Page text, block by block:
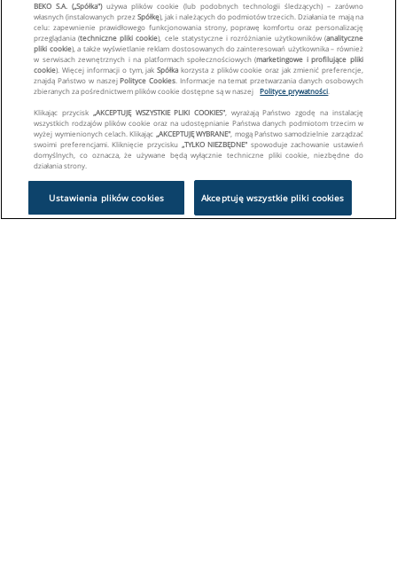
BEKO S.A. („Spółka")używa plików cookie (lub podobnych technologii śledzących) – zarówno
własnych (instalowanych przezSpółkę), jak i należących do podmiotów trzecich. Działania te mają na
celu: zapewnienie prawidłowego funkcjonowania strony, poprawę komfortu oraz personalizację
przeglądania (techniczne pliki cookie), cele statystyczne i rozróżnianie użytkowników (analityczne
pliki cookie), a także wyświetlanie reklam dostosowanych do zainteresowań użytkownika – również
w serwisach zewnętrznych i na platformach społecznościowych (marketingowe i profilujące pliki
cookie). Więcej informacji o tym, jakSpółka korzysta z plików cookie oraz jak zmienić preferencje,
znajdą Państwo w naszejPolityce Cookies . Informacje na temat przetwarzania danych osobowych
zbieranych za pośrednictwem plików cookie dostępne są w naszej
Polityce prywatności
Klikając przycisk „AKCEPTUJĘ WSZYSTKIE PLIKI COOKIES" , wyrażają Państwo zgodę na instalację
wszystkich rodzajów plików cookie oraz na udostępnianie Państwa danych podmiotom trzecim w
wyżej wymienionych celach. Klikając „AKCEPTUJĘ WYBRANE" , mogą Państwo samodzielnie zarządzać
swoimi preferencjami. Kliknięcie przycisku „TYLKO NIEZBĘDNE" spowoduje zachowanie ustawień
domyślnych, co oznacza, że używane będą wyłącznie techniczne pliki cookie, niezbędne do
działania strony.
Ustawienia plików cookies Akceptuję wszystkie pliki cookies